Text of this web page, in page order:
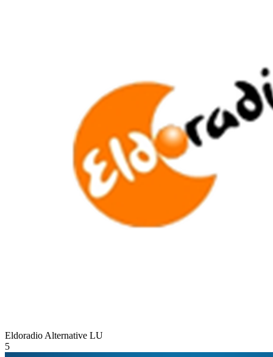
Eldoradio Alternative LU
5